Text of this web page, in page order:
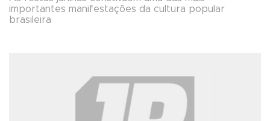
importantes manifestações da cultura popular
brasileira